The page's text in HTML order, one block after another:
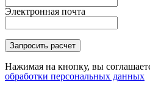
Электронная почта
Нажимая на кнопку, вы
обработки персональных данных